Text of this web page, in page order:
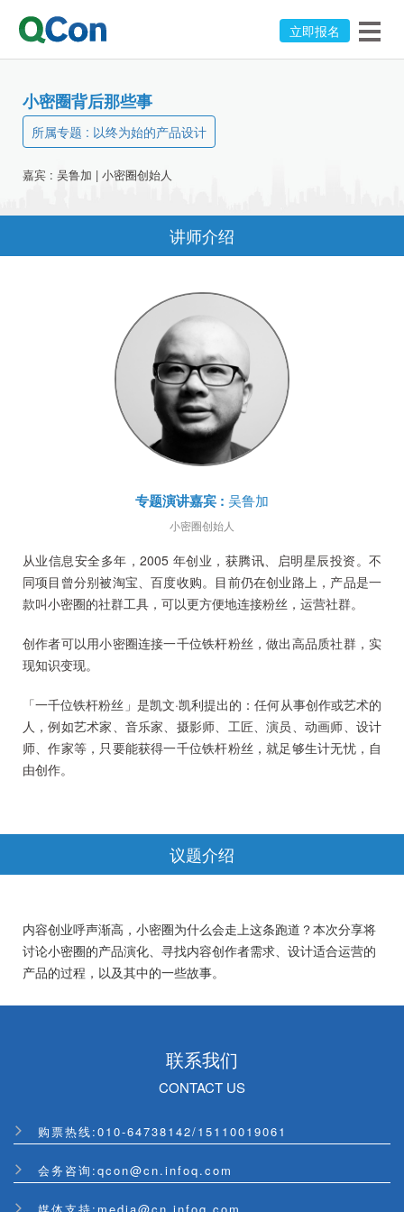
立即报名
小密圈背后那些事
所属专题 : 以终为始的产品设计
嘉宾 : 吴鲁加 | 小密圈创始人
讲师介绍
专题演讲嘉宾 : 吴鲁加
小密圈创始人
从业信息安全多年，2005 年创业，获腾讯、启明星辰投资。不
同项目曾分别被淘宝、百度收购。目前仍在创业路上，产品是一
款叫小密圈的社群工具，可以更方便地连接粉丝，运营社群。
创作者可以用小密圈连接一千位铁杆粉丝，做出高品质社群，实
现知识变现。
「一千位铁杆粉丝」是凯文·凯利提出的：任何从事创作或艺术的
人，例如艺术家、音乐家、摄影师、工匠、演员、动画师、设计
师、作家等，只要能获得一千位铁杆粉丝，就足够生计无忧，自
由创作。
议题介绍
内容创业呼声渐高，小密圈为什么会走上这条跑道？本次分享将
讨论小密圈的产品演化、寻找内容创作者需求、设计适合运营的
产品的过程，以及其中的一些故事。
联系我们
CONTACT US
购票热线:010-64738142/15110019061
会务咨询:qcon@cn.infoq.com